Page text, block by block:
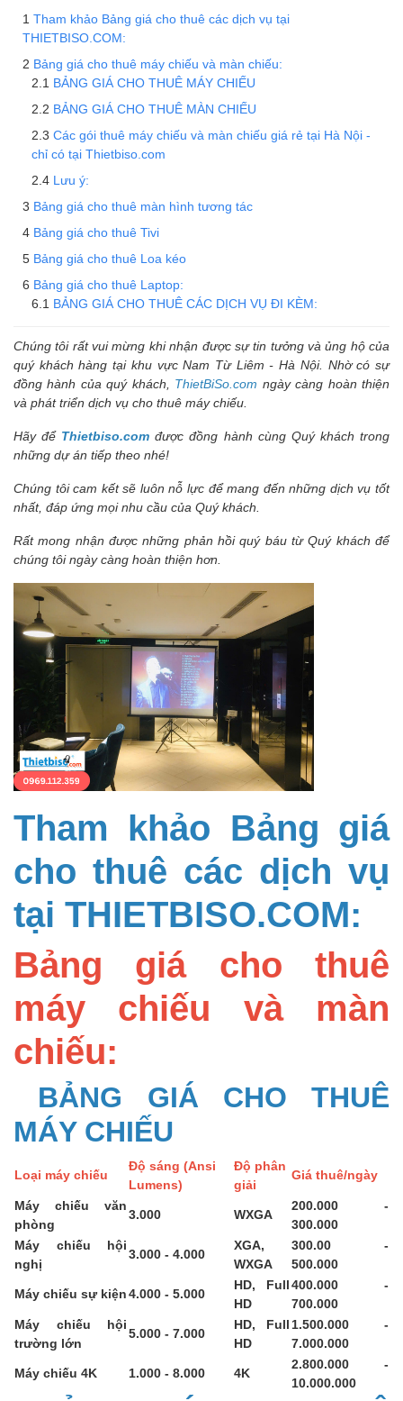
Tham khảo Bảng giá cho thuê các dịch vụ tại
THIETBISO.COM:
Bảng giá cho thuê máy chiếu và màn chiếu:
BẢNG GIÁ CHO THUÊ MÁY CHIẾU
BẢNG GIÁ CHO THUÊ MÀN CHIẾU
Các gói thuê máy chiếu và màn chiếu giá rẻ tại Hà Nội -
chỉ có tại Thietbiso.com
Lưu ý:
Bảng giá cho thuê màn hình tương tác
Bảng giá cho thuê Tivi
Bảng giá cho thuê Loa kéo
Bảng giá cho thuê Laptop:
BẢNG GIÁ CHO THUÊ CÁC DỊCH VỤ ĐI KÈM:
Chúng tôi rất vui mừng khi nhận được sự tin tưởng và ủng hộ của
quý khách hàng tại khu vực Nam Từ Liêm - Hà Nội. Nhờ có sự
đồng hành của quý khách, ThietBiSo.com ngày càng hoàn thiện
và phát triển dịch vụ cho thuê máy chiếu.
Hãy để Thietbiso.com được đồng hành cùng Quý khách trong
những dự án tiếp theo nhé!
Chúng tôi cam kết sẽ luôn nỗ lực để mang đến những dịch vụ tốt
nhất, đáp ứng mọi nhu cầu của Quý khách.
Rất mong nhận được những phản hồi quý báu từ Quý khách để
chúng tôi ngày càng hoàn thiện hơn.
Tham khảo Bảng giá
cho thuê các dịch vụ
tại THIETBISO.COM:
Bảng giá cho thuê
máy chiếu và màn
chiếu:
BẢNG GIÁ CHO THUÊ
MÁY CHIẾU
Loại máy chiếu
Độ sáng (Ansi
Lumens)
Độ phân
giải
Giá thuê/ngày
Máy chiếu văn
phòng
3.000 WXGA
200.000 -
300.000
Máy chiếu hội
nghị
3.000 - 4.000
XGA,
WXGA
300.00 -
500.000
Máy chiếu sự kiện4.000 - 5.000
HD, Full
HD
400.000 -
700.000
Máy chiếu hội
trường lớn
5.000 - 7.000
HD, Full
HD
1.500.000 -
7.000.000
Máy chiếu 4K
1.000 - 8.000 4K
2.800.000 -
10.000.000